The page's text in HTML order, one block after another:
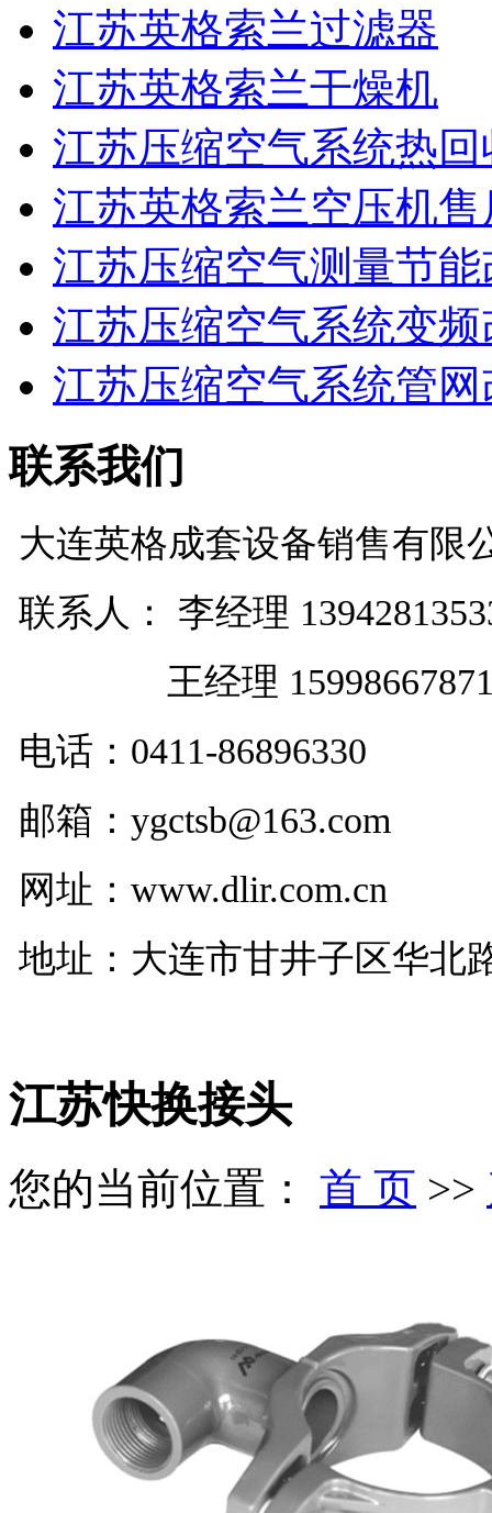
江苏英格索兰过滤器
江苏英格索兰干燥机
江苏压缩空气系统热回
江苏英格索兰空压机
江苏压缩空气测量节能
江苏压缩空气系统变频
江苏压缩空气系统管网
联系我们
大连英格成套设备销售有限
联系人： 李经理
王经理
电话： 0411-86896330
邮箱：ygctsb@163.com
网址：www.dlir.com.cn
地址：大连市甘井子区华北
江苏快换接头
您的当前位置： 首 页 >>